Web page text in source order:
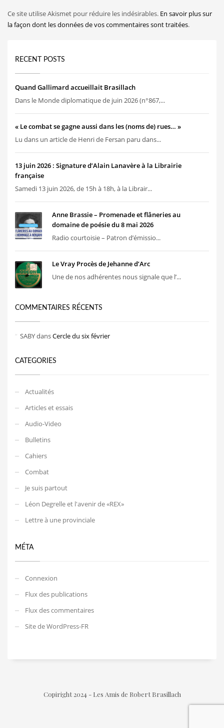
Ce site utilise Akismet pour réduire les indésirables. En savoir plus sur
la façon dont les données de vos commentaires sont traitées.
RECENT POSTS
Quand Gallimard accueillait Brasillach
Dans le Monde diplomatique de juin 2026 (n°867,...
« Le combat se gagne aussi dans les (noms de) rues… »
Lu dans un article de Henri de Fersan paru dans...
13 juin 2026 : Signature d’Alain Lanavère à la Librairie
française
Samedi 13 juin 2026, de 15h à 18h, à la Librair...
Anne Brassie – Promenade et flâneries au
domaine de poésie du 8 mai 2026
Radio courtoisie – Patron d’émissio...
Le Vray Procès de Jehanne d’Arc
Une de nos adhérentes nous signale que l’...
COMMENTAIRES RÉCENTS
SABYdansCercle du six février
CATEGORIES
Actualités
Articles et essais
Audio-Video
Bulletins
Cahiers
Combat
Je suis partout
Léon Degrelle et l'avenir de «REX»
Lettre à une provinciale
MÉTA
Connexion
Flux des publications
Flux des commentaires
Site de WordPress-FR
Copiright 2024 - Les Amis de Robert Brasillach